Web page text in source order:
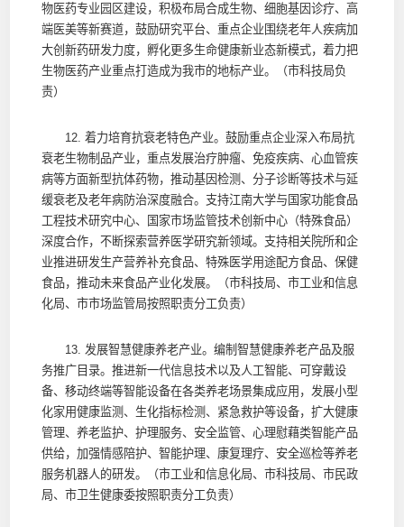
物医药专业园区建设，积极布局合成生物、细胞基因诊疗、高
端医美等新赛道，鼓励研究平台、重点企业围绕老年人疾病加
大创新药研发力度，孵化更多生命健康新业态新模式，着力把
生物医药产业重点打造成为我市的地标产业。（市科技局负
责）
12. 着力培育抗衰老特色产业。鼓励重点企业深入布局抗
衰老生物制品产业，重点发展治疗肿瘤、免疫疾病、心血管疾
病等方面新型抗体药物，推动基因检测、分子诊断等技术与延
缓衰老及老年病防治深度融合。支持江南大学与国家功能食品
工程技术研究中心、国家市场监管技术创新中心（特殊食品）
深度合作，不断探索营养医学研究新领域。支持相关院所和企
业推进研发生产营养补充食品、特殊医学用途配方食品、保健
食品，推动未来食品产业化发展。（市科技局、市工业和信息
化局、市市场监管局按照职责分工负责）
13. 发展智慧健康养老产业。编制智慧健康养老产品及服
务推广目录。推进新一代信息技术以及人工智能、可穿戴设
备、移动终端等智能设备在各类养老场景集成应用，发展小型
化家用健康监测、生化指标检测、紧急救护等设备，扩大健康
管理、养老监护、护理服务、安全监管、心理慰藉类智能产品
供给，加强情感陪护、智能护理、康复理疗、安全巡检等养老
服务机器人的研发。（市工业和信息化局、市科技局、市民政
局、市卫生健康委按照职责分工负责）